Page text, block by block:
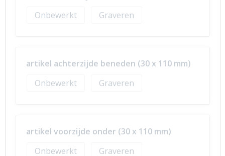
Onbewerkt
Graveren
artikel achterzijde beneden (30 x 110 mm)
Onbewerkt
Graveren
artikel voorzijde onder (30 x 110 mm)
Onbewerkt
Graveren